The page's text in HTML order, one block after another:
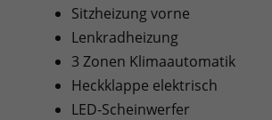
Sitzheizung vorne
Lenkradheizung
3 Zonen Klimaautomatik
Heckklappe elektrisch
LED-Scheinwerfer